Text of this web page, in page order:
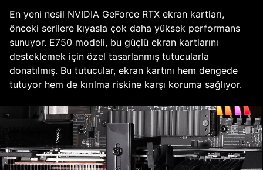
En yeni nesil NVIDIA GeForce RTX ekran kartları,
önceki serilere kıyasla çok daha yüksek performans
sunuyor. E750 modeli, bu güçlü ekran kartlarını
desteklemek için özel tasarlanmış tutucularla
donatılmış. Bu tutucular, ekran kartını hem dengede
tutuyor hem de kırılma riskine karşı koruma sağlıyor.